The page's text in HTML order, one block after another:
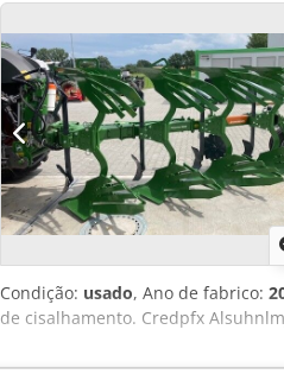
Condição: usado, Ano de fabrico:
de cisalhamento. Credpfx